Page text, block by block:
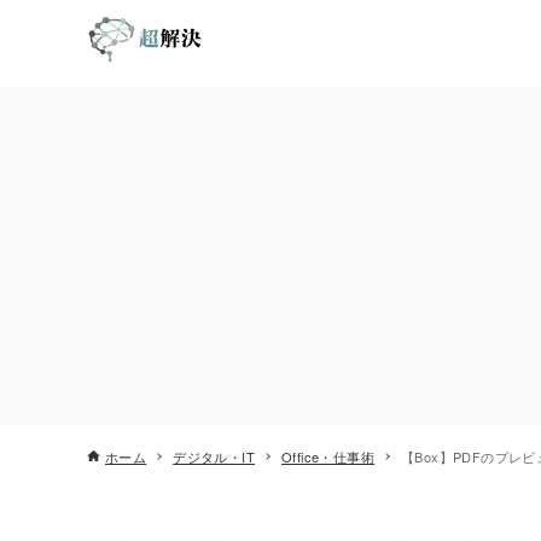
ホーム デジタル・IT Office・仕事術 【Box】PDFのプレ